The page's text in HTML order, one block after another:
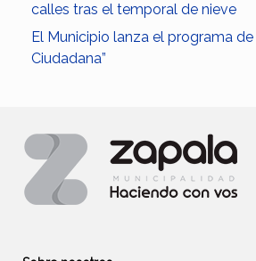
calles tras el temporal de nieve
El Municipio lanza el programa de
Ciudadana”